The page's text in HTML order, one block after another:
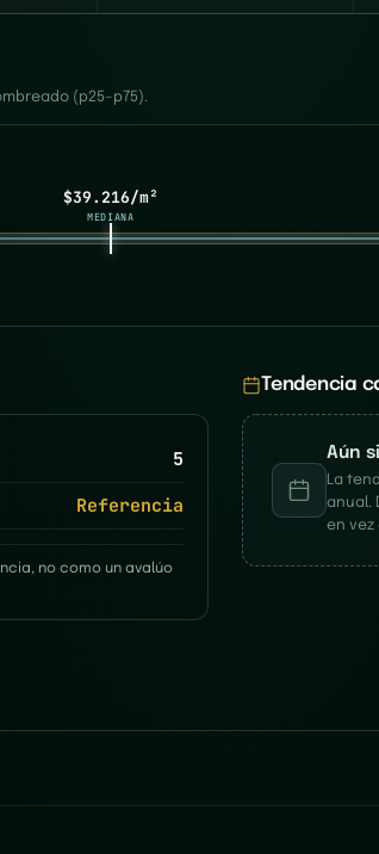
(p25–p75).
$39.216/m²
MEDIANA
5
Referencia
no como un avalúo
Tendencia
Aún
La
anual.
en vez